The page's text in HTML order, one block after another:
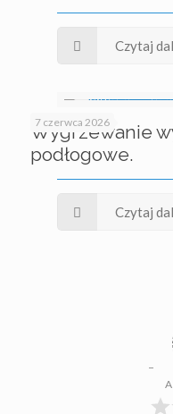
Czytaj
7 czerwca 2026
Wygrzewanie
podłogowe.
Czytaj